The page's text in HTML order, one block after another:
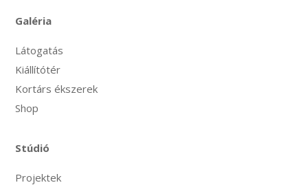
Galéria
Látogatás
Kiállítótér
Kortárs ékszerek
Shop
Stúdió
Projektek